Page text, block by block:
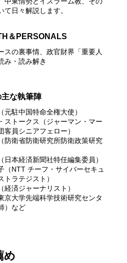
て⽇々解説します。
＆PERSONALS
スの裏事情、政官財界「重要人
み・読み解き
な執筆陣
元駐中国特命全権大使）
ストークス（ジャーマン・マー
客員シニアフェロー）
防衛省防衛研究所防衛政策研究
日本経済新聞社特任編集委員）
（NTT チーフ・サイバーセキュ
トラテジスト）
経済ジャーナリスト）
京大学先端科学技術研究センタ
）など
め